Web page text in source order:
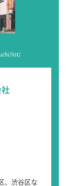
list/
、渋谷区な